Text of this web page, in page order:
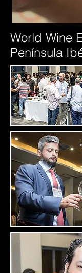
World Wine
Península